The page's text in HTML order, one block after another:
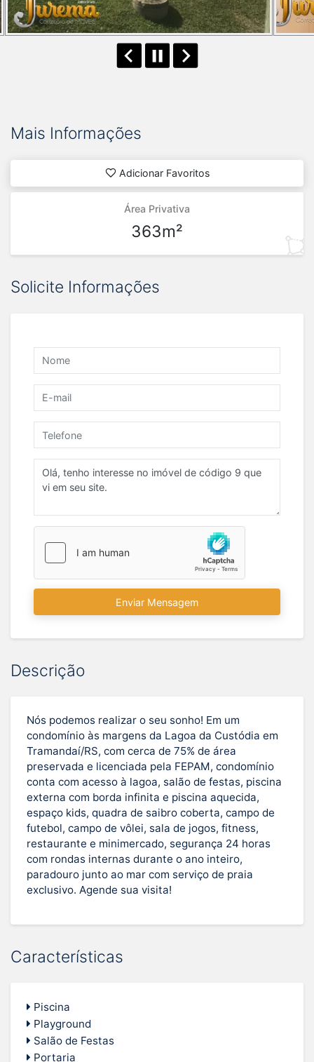
Mais Informações
Adicionar Favoritos
Área Privativa
363m²
Solicite Informações
Enviar Mensagem
Descrição
Nós podemos realizar o seu sonho! Em um
condomínio às margens da Lagoa da Custódia em
Tramandaí/RS, com cerca de 75% de área
preservada e licenciada pela FEPAM, condomínio
conta com acesso à lagoa, salão de festas, piscina
externa com borda infinita e piscina aquecida,
espaço kids, quadra de saibro coberta, campo de
futebol, campo de vôlei, sala de jogos, fitness,
restaurante e minimercado, segurança 24 horas
com rondas internas durante o ano inteiro,
paradouro junto ao mar com serviço de praia
exclusivo. Agende sua visita!
Características
Piscina
Playground
Salão de Festas
Portaria